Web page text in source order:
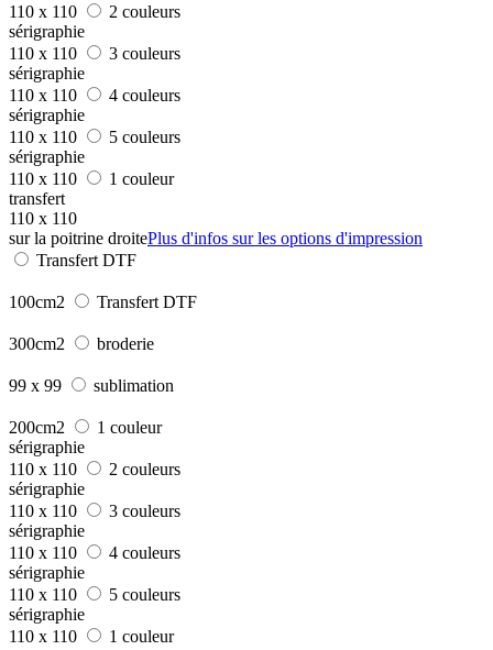
110 x 110
2 couleurs
sérigraphie
110 x 110
3 couleurs
sérigraphie
110 x 110
4 couleurs
sérigraphie
110 x 110
5 couleurs
sérigraphie
110 x 110
1 couleur
transfert
110 x 110
sur la poitrine droitePlus d'infos sur les options d'impression
Transfert DTF
100cm2 Transfert DTF
300cm2 broderie
99 x 99 sublimation
200cm2
1 couleur
sérigraphie
110 x 110
2 couleurs
sérigraphie
110 x 110
3 couleurs
sérigraphie
110 x 110
4 couleurs
sérigraphie
110 x 110
5 couleurs
sérigraphie
110 x 110
1 couleur